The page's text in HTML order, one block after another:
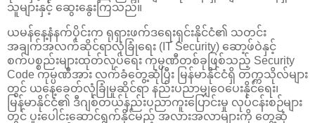
သူများနှင့် ဆွေးနွေးကြသည်။
ယမန်နေ့နံနက်ပိုင်းက ရုရှားဖက်ဒရေးရှင်းနိုင်ငံ၏ သတင်း
အချက်အလက်ဆိုင်ရာလုံခြုံရေး (IT Security) ဆော့ဖ်ဝဲနှင့်
စက်ပစ္စည်းများထုတ်လုပ်ရေး ကုမ္ပဏီတစ်ခုဖြစ်သည့် Security
Code ကုမ္ပဏီအား လက်ခံတွေ့ဆုံပြီး မြန်မာနိုင်ငံရှိ တက္ကသိုလ်များ
တွင် ယနေ့ခေတ်လုံခြုံမှုဆိုင်ရာ နည်းပညာမျှဝေပေးနိုင်ရေး၊
မြန်မာနိုင်ငံ၏ ဒီဂျစ်တယ်နည်းပညာကူးပြောင်းမှု လုပ်ငန်းစဉ်များ
တွင် ပူးပေါင်းဆောင်ရွက်နိုင်မည့် အလားအလာများကို တွေ့ဆုံ